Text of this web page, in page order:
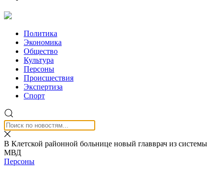
Политика
Экономика
Общество
Культура
Персоны
Происшествия
Экспертиза
Спорт
В Клетской районной больнице новый главврач из системы
МВД
Персоны